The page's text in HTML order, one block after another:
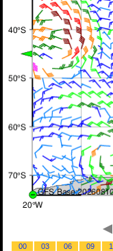
00 03 06 09